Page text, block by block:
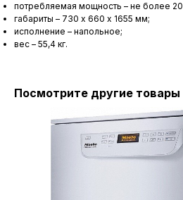
потребляемая мощность – не более 20
габариты – 730 х 660 х 1655 мм;
исполнение – напольное;
вес – 55,4 кг.
Посмотрите другие товары